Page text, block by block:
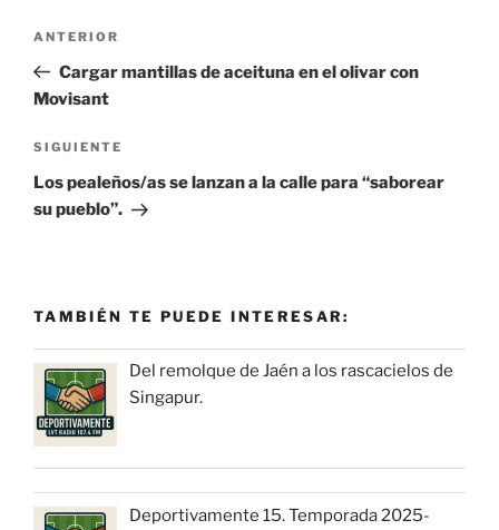
entradas
Entrada
anterior:
ANTERIOR
Cargar mantillas de aceituna en el olivar con
Movisant
Siguiente
entrada
SIGUIENTE
Los pealeños/as se lanzan a la calle para “saborear
su pueblo”.
TAMBIÉN TE PUEDE INTERESAR:
Del remolque de Jaén a los rascacielos de
Singapur.
Deportivamente 15. Temporada 2025-